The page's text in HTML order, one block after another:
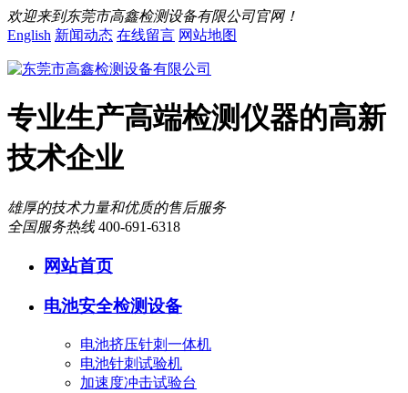
欢迎来到东莞市高鑫检测设备有限公司官网！
English 新闻动态 在线留言 网站地图
专业生产高端检测仪器的高新
技术企业
雄厚的技术力量和优质的售后服务
全国服务热线 400-691-6318
网站首页
电池安全检测设备
电池挤压针刺一体机
电池针刺试验机
加速度冲击试验台